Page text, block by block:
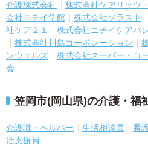
介護株式会社
株式会社ケアリッツ
会社ニチイ学館
株式会社ソラスト
社ケア２１
株式会社ニチイケアパ
株式会社川島コーポレーション
ンウェルズ
株式会社スーパー・コ
会
笠岡市(岡山県)の介護・福
介護職・ヘルパー 生活相談員 看
活支援員